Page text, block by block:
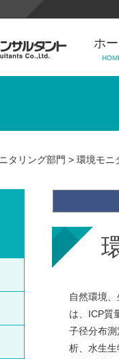
ホ
タリング部門 > 環境モニ
自然環境
は、ICP質
子径分布
析、水生